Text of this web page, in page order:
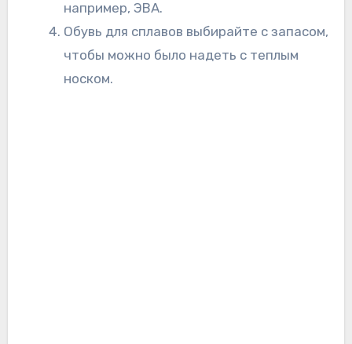
например, ЭВА.
Обувь для сплавов выбирайте с запасом,
чтобы можно было надеть с теплым
носком.